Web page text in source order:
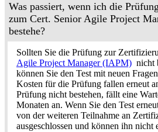
Was passiert, wenn ich die
zum Cert. Senior Agile Project
bestehe?
Sollten Sie die Prüfung zur
Agile Project Manager (IAPM) nicht
können Sie den Test mit neuen
Kosten für die Prüfung fallen erneut
Prüfung nicht bestehen, fällt eine
Monaten an. Wenn Sie den Test
von der weiteren Teilnahme an
ausgeschlossen und können ihn nicht